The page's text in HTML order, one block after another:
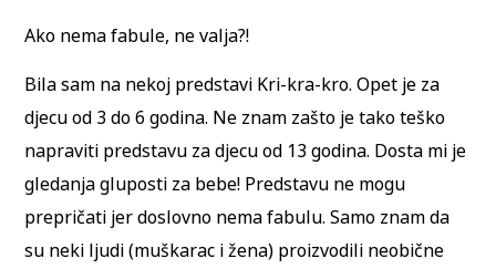
Ako nema fabule, ne valja?!
Bila sam na nekoj predstavi Kri-kra-kro. Opet je za
djecu od 3 do 6 godina. Ne znam zašto je tako teško
napraviti predstavu za djecu od 13 godina. Dosta mi je
gledanja gluposti za bebe! Predstavu ne mogu
prepričati jer doslovno nema fabulu. Samo znam da
su neki ljudi (muškarac i žena) proizvodili neobične